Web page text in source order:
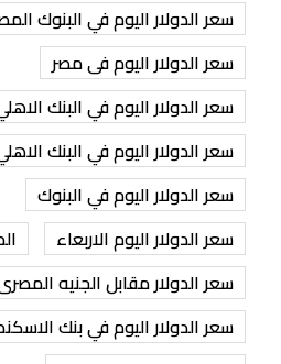
سعر الدولار اليوم في البنوك
سعر الدولار اليوم فى مصر
سعر الدولار اليوم في البنك
سعر الدولار اليوم في البنك
سعر الدولار اليوم في البنوك
سعر الدولار اليوم الاربعاء
سعر الدولار مقابل الجنيه
سعر الدولار اليوم في بنك